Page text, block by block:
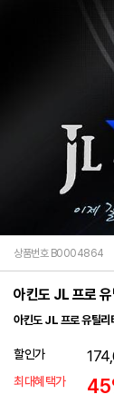
상품번호 B0004864
아킨도 JL 프로
아킨도 JL 프로 유틸리
할인가
최대혜택가